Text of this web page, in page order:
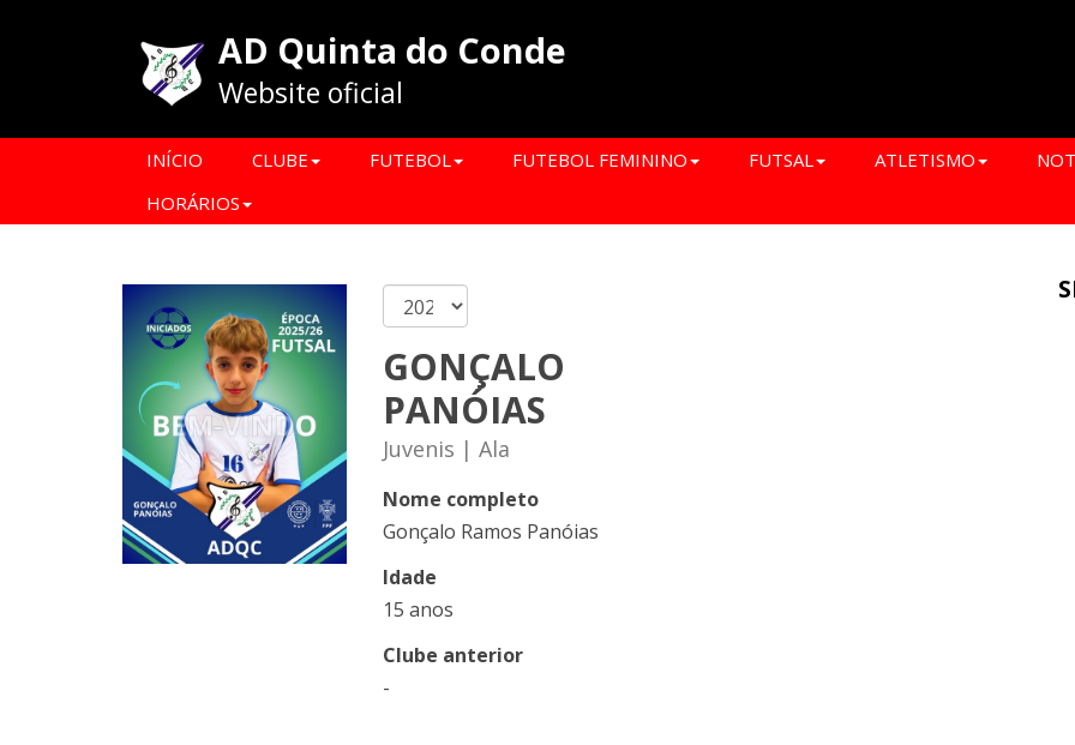
AD Quinta do Conde
Website oficial
INÍCIO CLUBE FUTEBOL FUTEBOL FEMININO FUTSAL ATLETISMO
HORÁRIOS
GONÇALO
PANÓIAS
Juvenis | Ala
Nome completo
Gonçalo Ramos Panóias
Idade
15 anos
Clube anterior
-